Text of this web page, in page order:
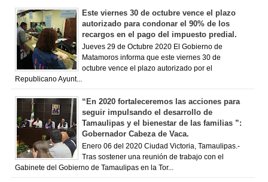
Este viernes 30 de octubre vence el plazo
autorizado para condonar el 90% de los
recargos en el pago del impuesto predial.
Jueves 29 de Octubre 2020 El Gobierno de
Matamoros informa que este viernes 30 de
octubre vence el plazo autorizado por el
Republicano Ayunt...
“En 2020 fortaleceremos las acciones para
seguir impulsando el desarrollo de
Tamaulipas y el bienestar de las familias ”:
Gobernador Cabeza de Vaca.
Enero 06 del 2020 Ciudad Victoria, Tamaulipas.-
Tras sostener una reunión de trabajo con el
Gabinete del Gobierno de Tamaulipas en la Tor...